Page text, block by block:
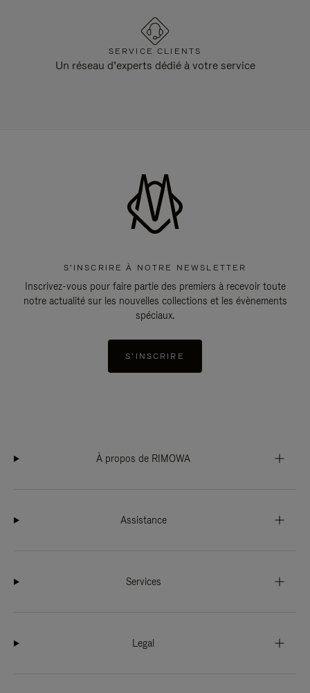
SERVICE CLIENTS
Un réseau d’experts dédié à votre service
S'INSCRIRE À NOTRE NEWSLETTER
Inscrivez-vous pour faire partie des premiers à recevoir toute
notre actualité sur les nouvelles collections et les évènements
spéciaux.
S'INSCRIRE
À propos de RIMOWA
Assistance
Services
Legal